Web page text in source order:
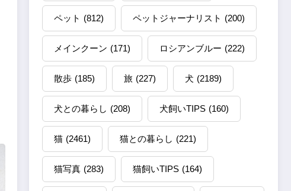
ペット (812) ペットジャーナリスト (200)
メインクーン (171) ロシアンブルー (222)
散歩 (185) 旅 (227) 犬 (2189)
犬との暮らし (208) 犬飼いTIPS (160)
猫 (2461) 猫との暮らし (221)
猫写真 (283) 猫飼いTIPS (164)